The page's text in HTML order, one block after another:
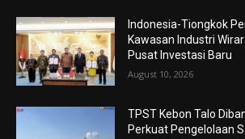
Indonesia-Tiongkok
Kawasan Industri
Pusat Investasi Baru
August 10, 2026
TPST Kebon Talo
Perkuat Pengelolaan